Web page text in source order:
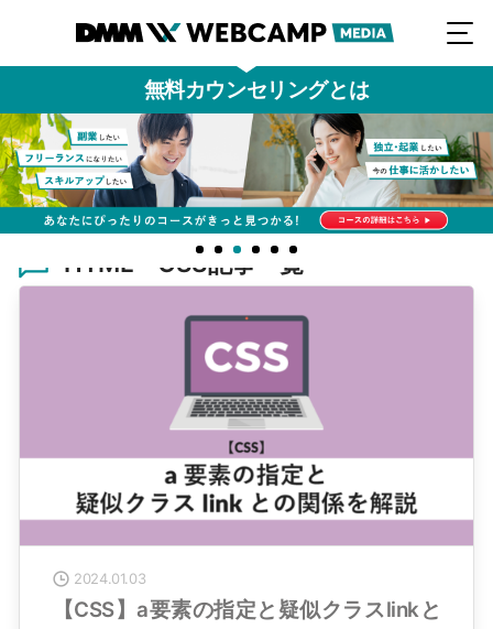
無料カウンセリングとは
HTML・CSS記事一覧
2024.01.03
【CSS】a要素の指定と疑似クラスlinkと